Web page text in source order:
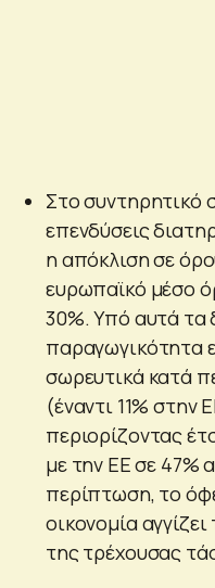
Στο συντηρητικό
επενδύσεις
η απόκλιση σε
ευρωπαϊκό μέσο
30%. Υπό αυτά τα
παραγωγικότητα
σωρευτικά κατά
(έναντι 11% στην
περιορίζοντας
με την ΕΕ σε 47%
περίπτωση, το
οικονομία
της τρέχουσας